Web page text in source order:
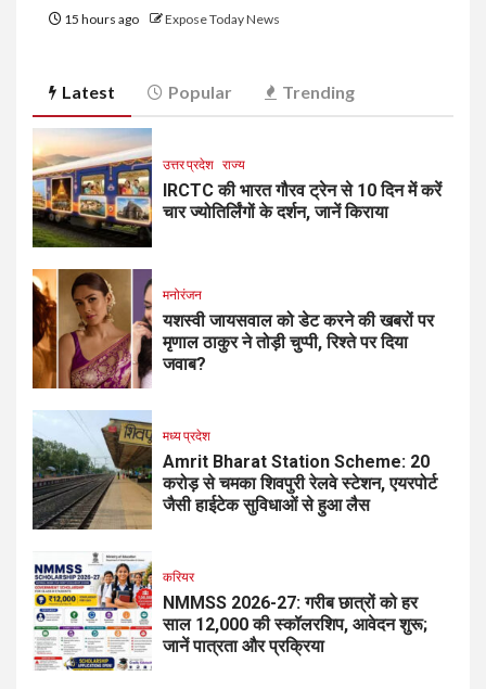
15 hours ago Expose Today News
Latest Popular Trending
उत्तर प्रदेश राज्य
IRCTC की भारत गौरव ट्रेन से 10 दिन में करें
चार ज्योतिर्लिंगों के दर्शन, जानें किराया
मनोरंजन
यशस्वी जायसवाल को डेट करने की खबरों पर
मृणाल ठाकुर ने तोड़ी चुप्पी, रिश्ते पर दिया
जवाब?
मध्य प्रदेश
Amrit Bharat Station Scheme: 20
करोड़ से चमका शिवपुरी रेलवे स्टेशन, एयरपोर्ट
जैसी हाईटेक सुविधाओं से हुआ लैस
करियर
NMMSS 2026-27: गरीब छात्रों को हर
साल ₹12,000 की स्कॉलरशिप, आवेदन शुरू;
जानें पात्रता और प्रक्रिया